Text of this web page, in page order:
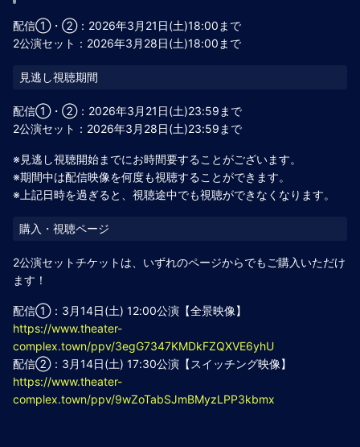
配信①・②：2026年3月21日(土)18:00まで
2公演セット：2026年3月28日(土)18:00まで
配信①・②：2026年3月21日(土)23:59まで
2公演セット：2026年3月28日(土)23:59まで
※見逃し視聴開始までにお時間要することがございます。
※期間中は配信映像を何度も視聴することができます。
※上記日時を過ぎると、視聴途中でも視聴ができなくなります。
2公演セットチケットは、いずれのページからでもご購入いただけ
ます！
配信①：3月14日(土) 12:00公演【全景映像】
https://www.theater-
complex.town/ppv/3egG7347KMDkFZQXVE6yhU
配信②：3月14日(土) 17:30公演【スイッチング映像】
https://www.theater-
complex.town/ppv/9wZoTabSJmBMyzLPP3kbmx